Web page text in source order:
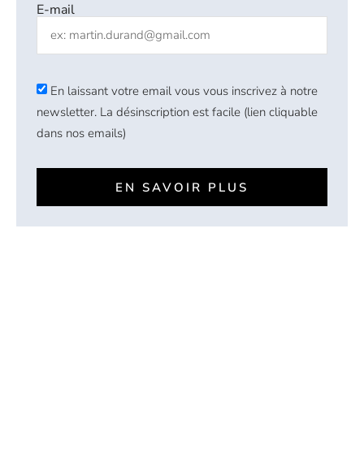
E-mail
En laissant votre email vous vous inscrivez à notre
newsletter. La désinscription est facile (lien cliquable
dans nos emails)
EN SAVOIR PLUS